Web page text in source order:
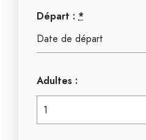
Départ : *
Adultes :